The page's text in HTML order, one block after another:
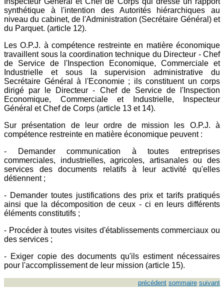
synthétique à l'intention des Autorités hiérarchiques au
niveau du cabinet, de l'Administration (Secrétaire Général) et
du Parquet. (article 12).
Les O.P.J. à compétence restreinte en matière économique
travaillent sous la coordination technique du Directeur - Chef
de Service de l'Inspection Economique, Commerciale et
Industrielle et sous la supervision administrative du
Secrétaire Général à l'Economie ; ils constituent un corps
dirigé par le Directeur - Chef de Service de l'Inspection
Economique, Commerciale et Industrielle, Inspecteur
Général et Chef de Corps (article 13 et 14).
Sur présentation de leur ordre de mission les O.P.J. à
compétence restreinte en matière économique peuvent :
- Demander communication à toutes entreprises
commerciales, industrielles, agricoles, artisanales ou des
services des documents relatifs à leur activité qu'elles
détiennent ;
- Demander toutes justifications des prix et tarifs pratiqués
ainsi que la décomposition de ceux - ci en leurs différents
éléments constitutifs ;
- Procéder à toutes visites d'établissements commerciaux ou
des services ;
- Exiger copie des documents qu'ils estiment nécessaires
pour l'accomplissement de leur mission (article 15).
précédent sommaire suivant